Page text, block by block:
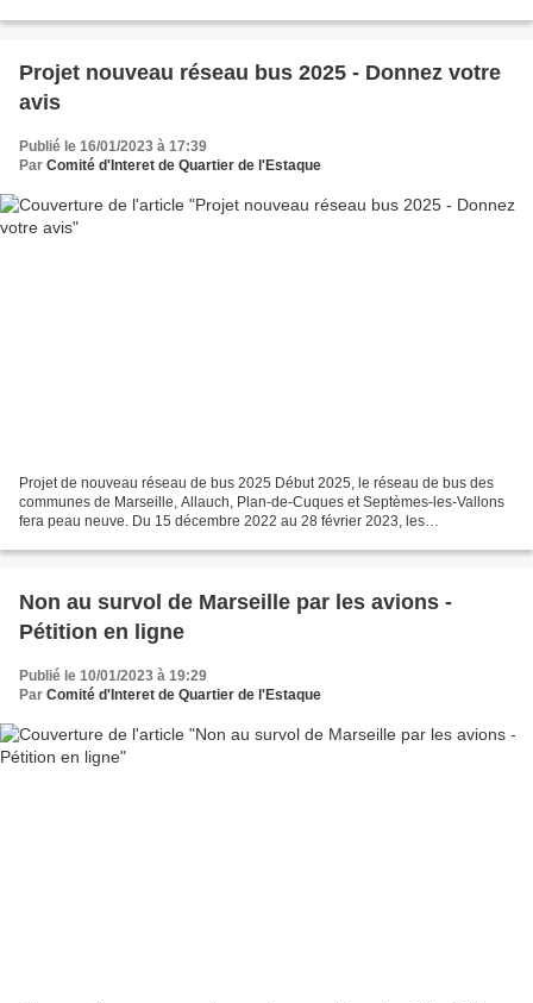
Projet nouveau réseau bus 2025 - Donnez votre
avis
Publié le 16/01/2023 à 17:39
Par Comité d'Interet de Quartier de l'Estaque
Projet de nouveau réseau de bus 2025 Début 2025, le réseau de bus des
communes de Marseille, Allauch, Plan-de-Cuques et Septèmes-les-Vallons
fera peau neuve. Du 15 décembre 2022 au 28 février 2023, les
Non au survol de Marseille par les avions -
Pétition en ligne
Publié le 10/01/2023 à 19:29
Par Comité d'Interet de Quartier de l'Estaque